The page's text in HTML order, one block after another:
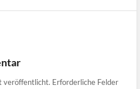
veröffentlicht. Erforderliche Felder